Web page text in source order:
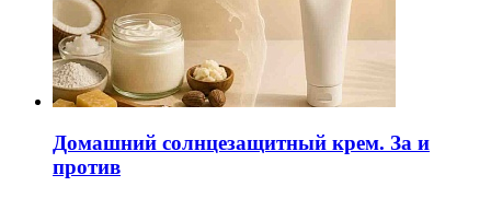
Домашний солнцезащитный крем. За и
против